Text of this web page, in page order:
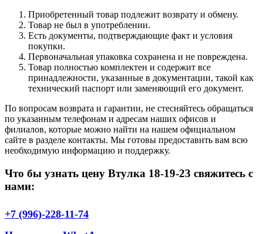
Приобретенный товар подлежит возврату и обмену.
Товар не был в употреблении.
Есть документы, подтверждающие факт и условия
покупки.
Первоначальная упаковка сохранена и не повреждена.
Товар полностью комплектен и содержит все
принадлежности, указанные в документации, такой как
технический паспорт или заменяющий его документ.
По вопросам возврата и гарантии, не стесняйтесь обращаться
по указанным телефонам и адресам наших офисов и
филиалов, которые можно найти на нашем официальном
сайте в разделе контакты. Мы готовы предоставить вам всю
необходимую информацию и поддержку.
Что бы узнать цену Втулка 18-19-23 свяжитесь с
нами:
+7 (996)-228-11-74